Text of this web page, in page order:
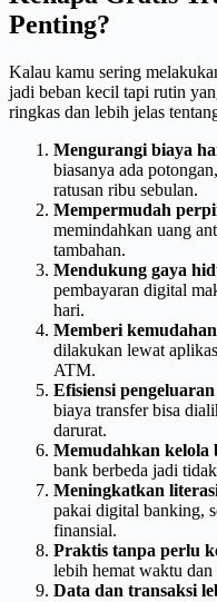
Penting?
Kalau kamu sering
jadi beban kecil tapi rutin
ringkas dan lebih jelas
Mengurangi biaya
biasanya ada
ratusan ribu sebulan.
Mempermudah
memindahkan uang
tambahan.
Mendukung gaya
pembayaran digital
hari.
Memberi
dilakukan lewat
ATM.
Efisiensi
biaya transfer bisa
darurat.
Memudahkan kelola
bank berbeda jadi
Meningkatkan
pakai digital banking,
finansial.
Praktis tanpa perlu
lebih hemat waktu dan
Data dan transaksi